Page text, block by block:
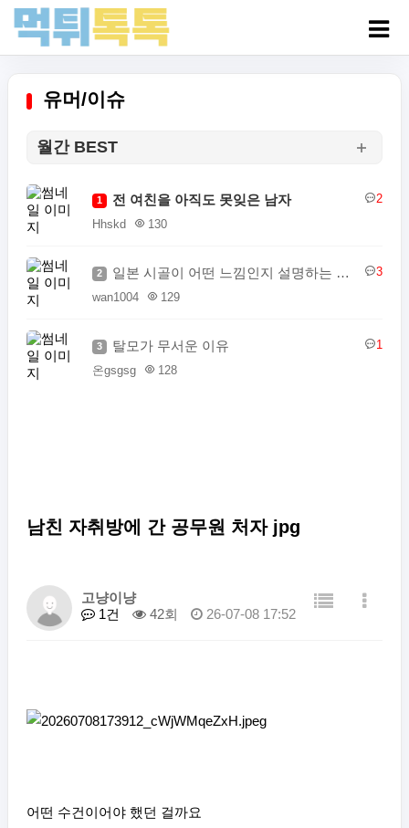
유머/이슈
월간 BEST
1 전 여친을 아직도 못잊은 남자
2
Hhskd
130
2 일본 시골이 어떤 느낌인지 설명하는 일본인
3
wan1004
129
3 탈모가 무서운 이유
1
온gsgsg
128
남친 자취방에 간 공무원 처자 jpg
고냥이냥
1건
42회 26-07-08 17:52
어떤 수건이어야 했던 걸까요